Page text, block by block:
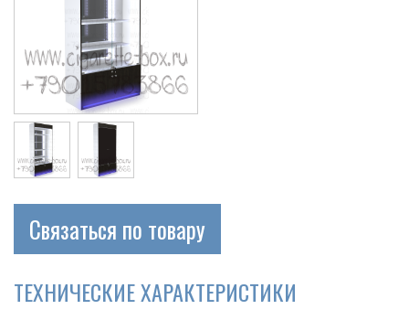
Связаться по товару
ТЕХНИЧЕСКИЕ ХАРАКТЕРИСТИКИ